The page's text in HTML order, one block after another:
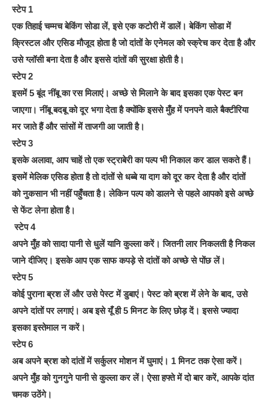
स्‍टेप 1
एक तिहाई चम्‍मच बेकिंग सोडा लें, इसे एक कटोरी में डालें। बेकिंग सोडा में
क्रिस्‍टल और एसिड मौजूद होता है जो दांतों के एनेमल को स्‍क्रेच कर देता है और
उसे ग्‍लॉसी बना देता है और इससे दांतों की सुरक्षा होती है।
स्‍टेप 2
इसमें 5 बूंद नींबू का रस मिलाएं। अच्‍छे से मिलाने के बाद इसका एक पेस्‍ट बन
जाएगा। नींबू बदबू को दूर भगा देता है क्‍योंकि इससे मुँह में पनपने वाले बैक्‍टीरिया
मर जाते हैं और सांसों में ताजगी आ जाती है।
स्‍टेप 3
इसके अलावा, आप चाहें तो एक स्‍ट्राबेरी का पल्‍प भी निकाल कर डाल सकते हैं।
इसमें मेलिक एसिड होता है तो दांतों से धब्‍बे या दाग को दूर कर देता है और दांतों
को नुकसान भी नहीं पहुँचता है। लेकिन पल्‍प को डालने से पहले आपको इसे अच्‍छे
से फेंट लेना होता है।
स्‍टेप 4
अपने मुँह को सादा पानी से धुलें यानि कुल्‍ला करें। जितनी लार निकलती है निकल
जाने दीजिए। इसके आप एक साफ कपड़े से दांतों को अच्‍छे से पोंछ लें।
स्‍टेप 5
कोई पुराना ब्रश लें और उसे पेस्‍ट में डुबाएं। पेस्‍ट को ब्रश में लेने के बाद, उसे
अपने दांतों पर लगाएं। अब इसे यूँ ही 5 मिनट के लिए छोड़ दें। इससे ज्‍यादा
इसका इस्‍तेमाल न करें।
स्‍टेप 6
अब अपने ब्रश को दांतों में सर्कुलर मोशन में घुमाएं। 1 मिनट तक ऐसा करें।
अपने मुँह को गुनगुने पानी से कुल्‍ला कर लें। ऐसा हफ्ते में दो बार करें, आपके दांत
चमक उठेंगे।